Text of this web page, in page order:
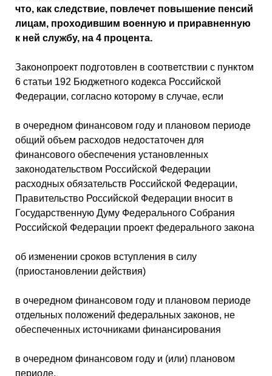
что, как следствие, повлечет повышение пенсий
лицам, проходившим военную и приравненную
к ней службу, на 4 процента.
Законопроект подготовлен в соответствии с пунктом
6 статьи 192 Бюджетного кодекса Российской
Федерации, согласно которому в случае, если
в очередном финансовом году и плановом периоде
общий объем расходов недостаточен для
финансового обеспечения установленных
законодательством Российской Федерации
расходных обязательств Российской Федерации,
Правительство Российской Федерации вносит в
Государственную Думу Федерального Собрания
Российской Федерации проект федерального закона
об изменении сроков вступления в силу
(приостановлении действия)
в очередном финансовом году и плановом периоде
отдельных положений федеральных законов, не
обеспеченных источниками финансирования
в очередном финансовом году и (или) плановом
периоде.